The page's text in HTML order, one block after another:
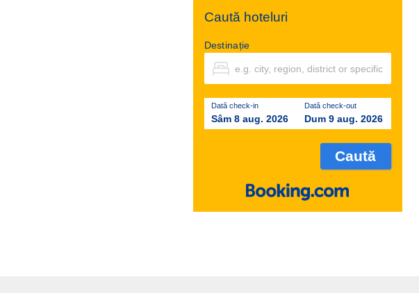
Caută hoteluri
Destinație
Dată check-in
Sâm 8 aug. 2026
Dată check-out
Dum 9 aug. 2026